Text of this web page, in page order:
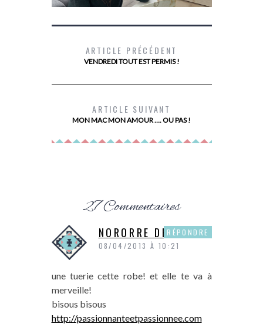
DEVENIR PROPRIÉTAIRE AVEC PRIMMÉA
ARTICLE PRÉCÉDENT
VENDREDI TOUT EST PERMIS !
ARTICLE SUIVANT
MON MAC MON AMOUR …. OU PAS !
27 Commentaires
NORORRE DE P&P
08/04/2013 À 10:21
une tuerie cette robe! et elle te va à
merveille!
bisous bisous
http://passionnanteetpassionnee.com
RÉPONDRE